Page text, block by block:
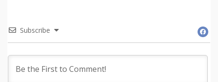
Subscribe